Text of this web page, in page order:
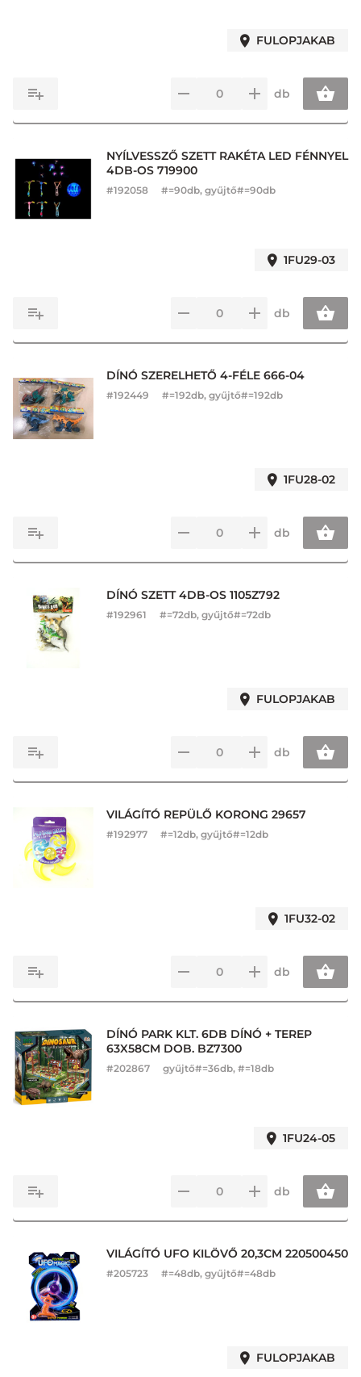
FULOPJAKAB
db
NYÍLVESSZŐ SZETT RAKÉTA LED FÉNNYEL
4DB-OS 719900
#192058 #=90db, gyűjtő#=90db
1FU29-03
db
DÍNÓ SZERELHETŐ 4-FÉLE 666-04
#192449 #=192db, gyűjtő#=192db
1FU28-02
db
DÍNÓ SZETT 4DB-OS 1105Z792
#192961 #=72db, gyűjtő#=72db
FULOPJAKAB
db
VILÁGÍTÓ REPÜLŐ KORONG 29657
#192977 #=12db, gyűjtő#=12db
1FU32-02
db
DÍNÓ PARK KLT. 6DB DÍNÓ + TEREP
63X58CM DOB. BZ7300
#202867 gyűjtő#=36db, #=18db
1FU24-05
db
VILÁGÍTÓ UFO KILÖVŐ 20,3CM 220500450
#205723 #=48db, gyűjtő#=48db
FULOPJAKAB